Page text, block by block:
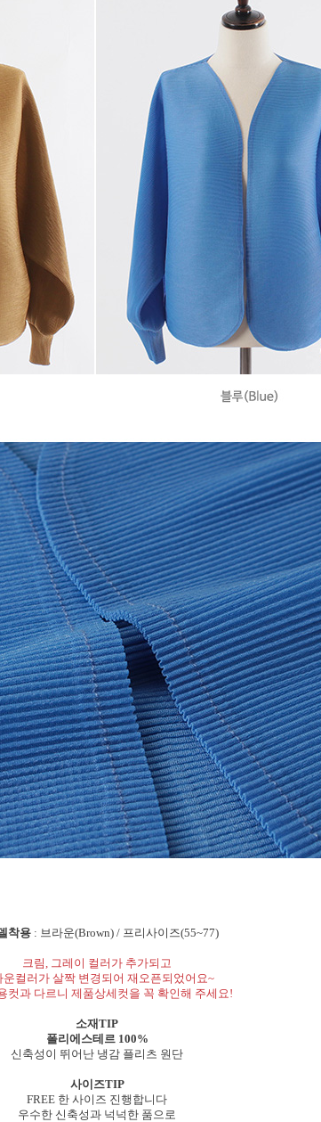
착용: 브라운(Brown) / 프리사이즈(55~77)
크림, 그레이 컬러가 추가되고
운컬러가 살짝 변경되어 재오픈되었어요~
컷과 다르니 제품상세컷을 꼭 확인해 주세요!
소재TIP
폴리에스테르 100%
신축성이 뛰어난 냉감 플리츠 원단
사이즈TIP
FREE 한 사이즈 진행합니다
우수한 신축성과 넉넉한 품으로